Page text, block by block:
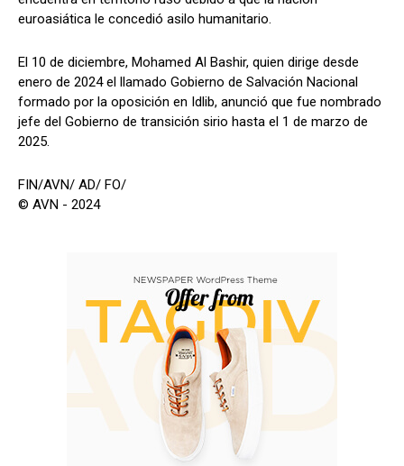
euroasiática le concedió asilo humanitario.
El 10 de diciembre, Mohamed Al Bashir, quien dirige desde
enero de 2024 el llamado Gobierno de Salvación Nacional
formado por la oposición en Idlib, anunció que fue nombrado
jefe del Gobierno de transición sirio hasta el 1 de marzo de
2025.
FIN/AVN/ AD/ FO/
© AVN - 2024